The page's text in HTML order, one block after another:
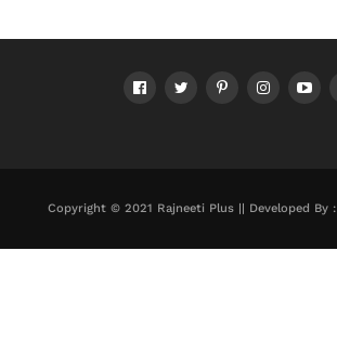
Copyright © 2021 Rajneeti Plus || Developed By :